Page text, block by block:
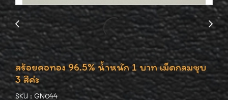
สร้อยคอทอง 96.5% น้ำหนัก 1 บาท เม็ดกลมชุบ
3 สีค่ะ
SKU : GN044